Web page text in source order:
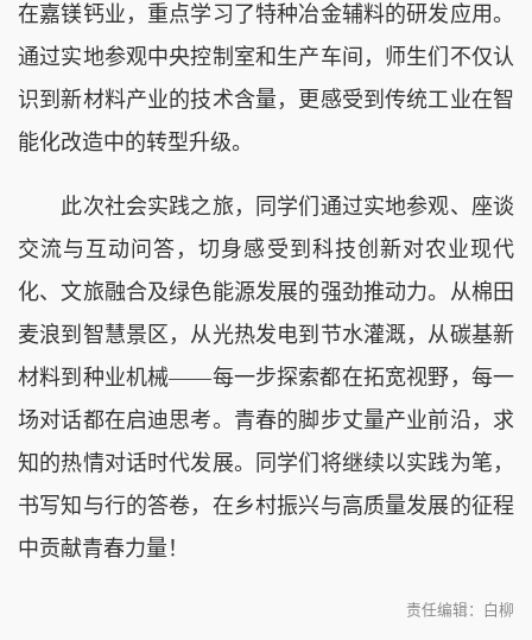
在嘉镁钙业，重点学习了特种冶金辅料的研发应用。
通过实地参观中央控制室和生产车间，师生们不仅认
识到新材料产业的技术含量，更感受到传统工业在智
能化改造中的转型升级。
此次社会实践之旅，同学们通过实地参观、座谈
交流与互动问答，切身感受到科技创新对农业现代
化、文旅融合及绿色能源发展的强劲推动力。从棉田
麦浪到智慧景区，从光热发电到节水灌溉，从碳基新
材料到种业机械——每一步探索都在拓宽视野，每一
场对话都在启迪思考。青春的脚步丈量产业前沿，求
知的热情对话时代发展。同学们将继续以实践为笔，
书写知与行的答卷，在乡村振兴与高质量发展的征程
中贡献青春力量！
责任编辑：白柳